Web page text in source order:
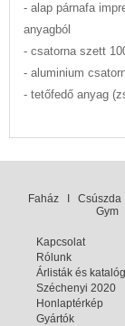
- alap párnafa
anyagból
- csatorna szett
- aluminium
- tetőfedő anyag
FaházI Csúszda
Gym
Kapcsolat
Rólunk
Árlisták és
Széchenyi 2020
Honlaptérkép
Gyártók